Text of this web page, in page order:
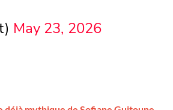
May 23, 2026